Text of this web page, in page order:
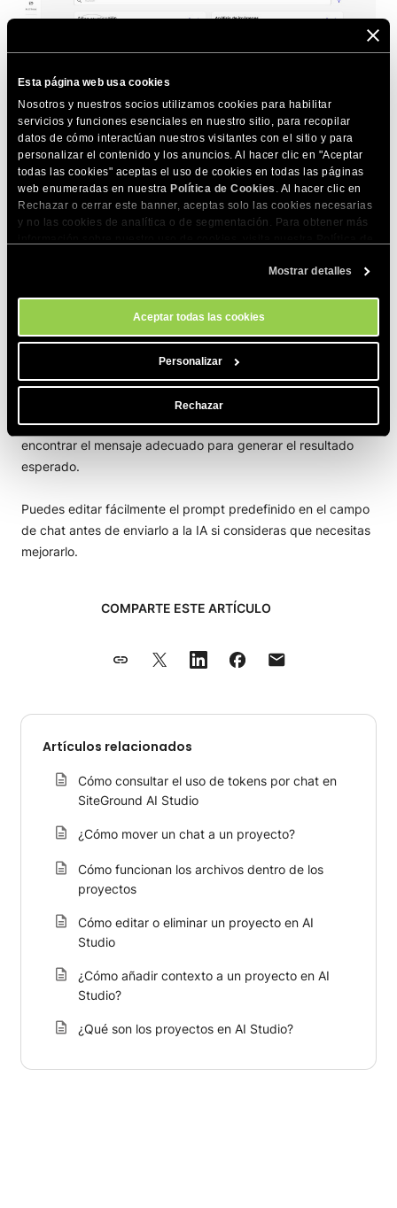
Esta página web usa cookies
Nosotros y nuestros socios utilizamos cookies para habilitar
servicios y funciones esenciales en nuestro sitio, para recopilar
datos de cómo interactúan nuestros visitantes con el sitio y para
personalizar el contenido y los anuncios. Al hacer clic en "Aceptar
todas las cookies" aceptas el uso de cookies en todas las páginas
web enumeradas en nuestra Política de Cookies . Al hacer clic en
Rechazar o cerrar este banner, aceptas solo las cookies necesarias
y no las cookies de analítica o de segmentación. Para obtener más
momento a través de la herramienta Configuración de Cookies de
Mostrar detalles
Aceptar todas las cookies
Personalizar
Rechazar
Esto abrirá una nueva sesión de chat donde ya se ha
añadido un conjunto de instrucciones detalladas en el campo
de entrada:
Usar un prompt especializadote ayuda a ahorrar tiempo
que reduce la necesidad de interactuar con la IA y de
encontrar el mensaje adecuado para generar el resultado
esperado.
Puedes editar fácilmente el prompt predefinido en el campo
de chat antes de enviarlo a la IA si consideras que necesitas
mejorarlo.
COMPARTE ESTE ARTÍCULO
Artículos relacionados
Cómo consultar el uso de tokens por chat en
SiteGround AI Studio
¿Cómo mover un chat a un proyecto?
Cómo funcionan los archivos dentro de los
proyectos
Cómo editar o eliminar un proyecto en AI
Studio
¿Cómo añadir contexto a un proyecto en AI
Studio?
¿Qué son los proyectos en AI Studio?